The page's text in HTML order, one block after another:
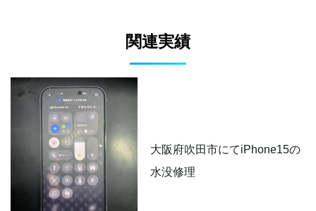
関連実績
大阪府吹田市にてiPhone15の
水没修理